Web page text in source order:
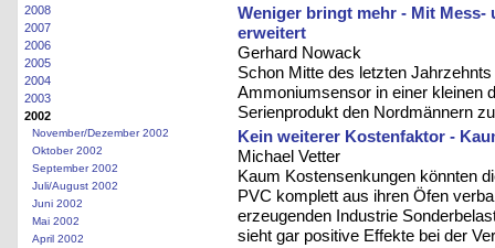
2008
2007
2006
2005
2004
2003
2002
November/Dezember 2002
Oktober 2002
September 2002
Juli/August 2002
Juni 2002
Mai 2002
April 2002
Weniger bringt mehr - Mit Mess-
erweitert
Gerhard Nowack
Schon Mitte des letzten
Ammoniumsensor in einer kleinen
Serienprodukt den Nordmännern
Kein weiterer Kostenfaktor -
Michael Vetter
Kaum Kostensenkungen könnten
PVC komplett aus ihren Öfen
erzeugenden Industrie
sieht gar positive Effekte bei der